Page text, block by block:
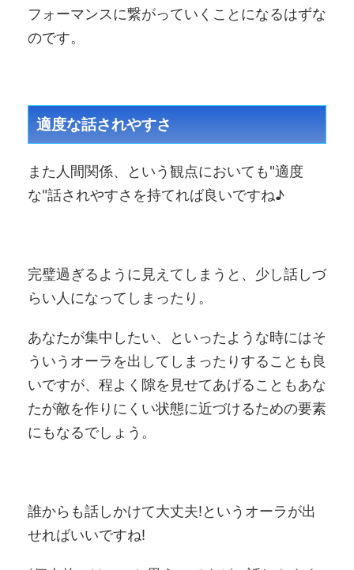
フォーマンスに繋がっていくことになるはずな
のです。
適度な話されやすさ
また人間関係、という観点においても"適度
な"話されやすさを持てれば良いですね♪
完璧過ぎるように見えてしまうと、少し話しづ
らい人になってしまったり。
あなたが集中したい、といったような時にはそ
ういうオーラを出してしまったりすることも良
いですが、程よく隙を見せてあげることもあな
たが敵を作りにくい状態に近づけるための要素
にもなるでしょう。
誰からも話しかけて大丈夫!というオーラが出
せればいいですね!